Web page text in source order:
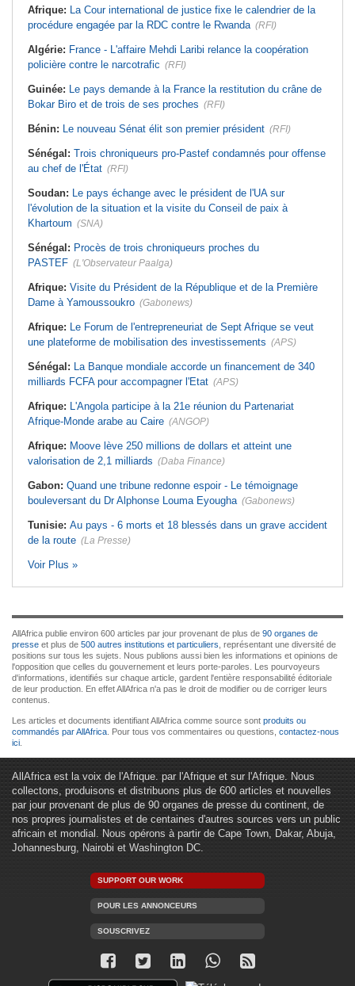
Afrique: La Cour international de justice fixe le calendrier de la
procédure engagée par la RDC contre le Rwanda (RFI)
Algérie: France - L'affaire Mehdi Laribi relance la coopération
policière contre le narcotrafic (RFI)
Guinée: Le pays demande à la France la restitution du crâne de
Bokar Biro et de trois de ses proches (RFI)
Bénin: Le nouveau Sénat élit son premier président (RFI)
Sénégal: Trois chroniqueurs pro-Pastef condamnés pour offense
au chef de l'État (RFI)
Soudan: Le pays échange avec le président de l'UA sur
l'évolution de la situation et la visite du Conseil de paix à
Khartoum (SNA)
Sénégal: Procès de trois chroniqueurs proches du
PASTEF (L'Observateur Paalga)
Afrique: Visite du Président de la République et de la Première
Dame à Yamoussoukro (Gabonews)
Afrique: Le Forum de l'entrepreneuriat de Sept Afrique se veut
une plateforme de mobilisation des investissements (APS)
Sénégal: La Banque mondiale accorde un financement de 340
milliards FCFA pour accompagner l'Etat (APS)
Afrique: L'Angola participe à la 21e réunion du Partenariat
Afrique-Monde arabe au Caire (ANGOP)
Afrique: Moove lève 250 millions de dollars et atteint une
valorisation de 2,1 milliards (Daba Finance)
Gabon: Quand une tribune redonne espoir - Le témoignage
bouleversant du Dr Alphonse Louma Eyougha (Gabonews)
Tunisie: Au pays - 6 morts et 18 blessés dans un grave accident
de la route (La Presse)
Voir Plus »
AllAfrica publie environ 600 articles par jour provenant de plus de 90 organes de
presse et plus de 500 autres institutions et particuliers , représentant une diversité de
positions sur tous les sujets. Nous publions aussi bien les informations et opinions de
l'opposition que celles du gouvernement et leurs porte-paroles. Les pourvoyeurs
d'informations, identifiés sur chaque article, gardent l'entière responsabilité éditoriale
de leur production. En effet AllAfrica n'a pas le droit de modifier ou de corriger leurs
contenus.
Les articles et documents identifiant AllAfrica comme source sont produits ou
commandés par AllAfrica . Pour tous vos commentaires ou questions, contactez-nous
ici
AllAfrica est la voix de l'Afrique. par l'Afrique et sur l'Afrique. Nous
collectons, produisons et distribuons plus de 600 articles et nouvelles
par jour provenant de plus de 90 organes de presse du continent, de
nos propres journalistes et de centaines d'autres sources vers un public
africain et mondial. Nous opérons à partir de Cape Town, Dakar, Abuja,
Johannesburg, Nairobi et Washington DC.
SUPPORT OUR WORK
POUR LES ANNONCEURS
SOUSCRIVEZ